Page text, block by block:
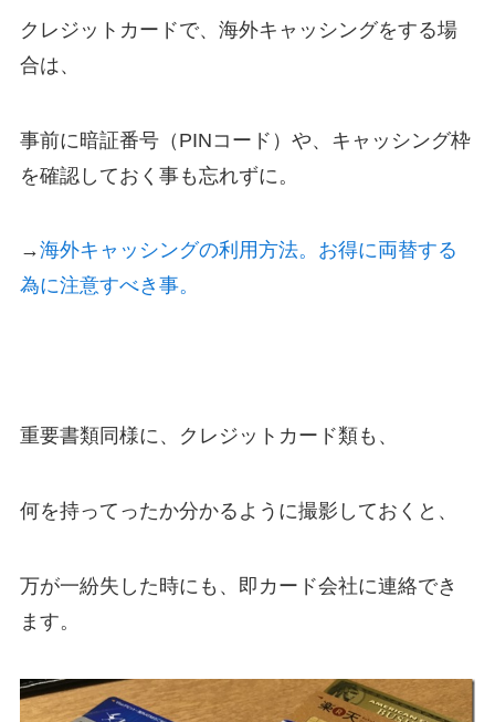
クレジットカードで、海外キャッシングをする場
合は、
事前に暗証番号（PINコード）や、キャッシング枠
を確認しておく事も忘れずに。
→海外キャッシングの利用方法。お得に両替する
為に注意すべき事。
重要書類同様に、クレジットカード類も、
何を持ってったか分かるように撮影しておくと、
万が一紛失した時にも、即カード会社に連絡でき
ます。